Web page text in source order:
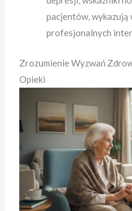
pacjentów, wykazują
profesjonalnych
Zrozumienie Wyzwań
Opieki